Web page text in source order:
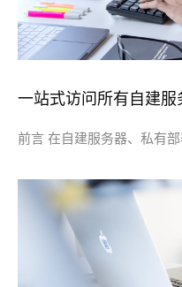
一站式访问所有自建
前言 在自建服务器、私有